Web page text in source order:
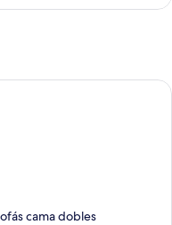
de hotel con una cama
cama dobles